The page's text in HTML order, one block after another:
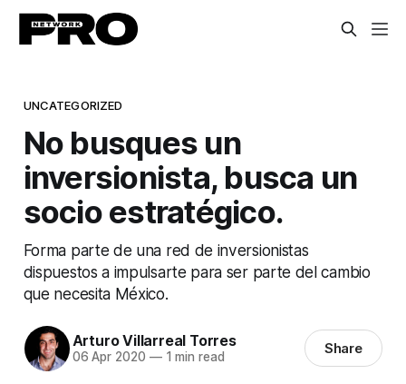
UNCATEGORIZED
No busques un
inversionista, busca un
socio estratégico.
Forma parte de una red de inversionistas
dispuestos a impulsarte para ser parte del cambio
que necesita México.
Arturo Villarreal Torres
06 Apr 2020 —1 min read Share